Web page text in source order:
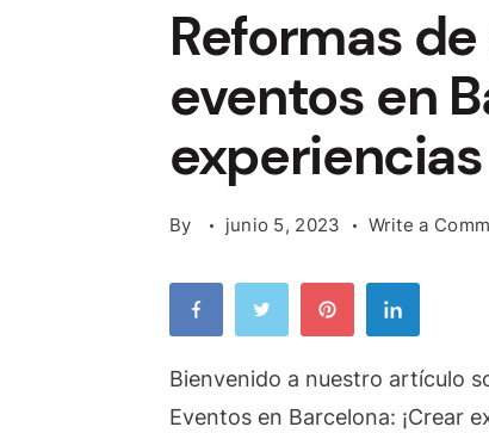
Reformas
eventos en
By junio 5, 2023 Write a
Bienvenido a nuestro artículo
Eventos en Barcelona: ¡Crear